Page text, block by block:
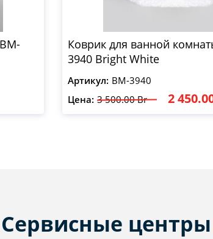
Коврик для ванной
3940 Bright White
Артикул: BM-3940
Цена: 3 500.00 Br 2
Сервисные центры